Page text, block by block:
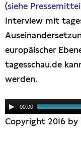
(siehe
Interview mit
europäischer
tagesschau.de
werden.
00:00
Copyright 2016 by